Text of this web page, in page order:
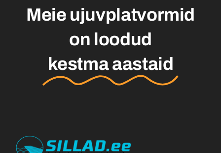
Meie ujuvplatvormid
on loodud
kestma aastaid